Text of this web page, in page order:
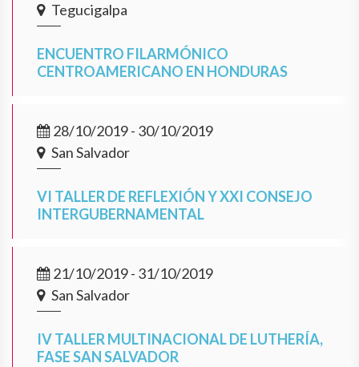
Tegucigalpa
ENCUENTRO FILARMÓNICO
CENTROAMERICANO EN HONDURAS
28/10/2019 - 30/10/2019
San Salvador
VI TALLER DE REFLEXIÓN Y XXI CONSEJO
INTERGUBERNAMENTAL
21/10/2019 - 31/10/2019
San Salvador
IV TALLER MULTINACIONAL DE LUTHERÍA,
FASE SAN SALVADOR